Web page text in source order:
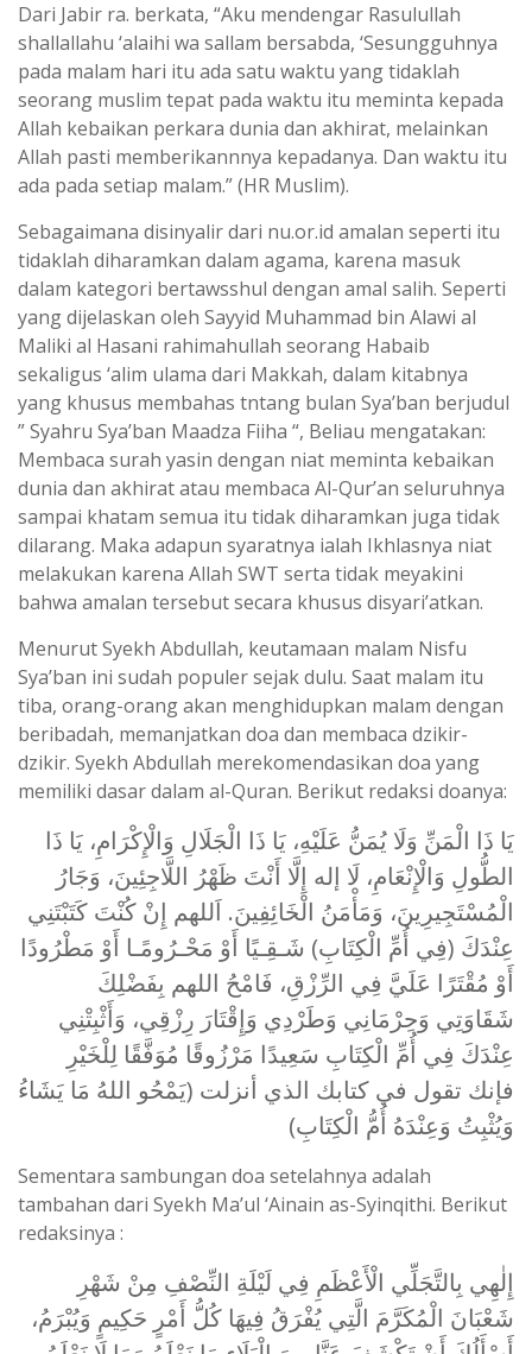
Dari Jabir ra. berkata, “Aku mendengar Rasulullah
shallallahu ‘alaihi wa sallam bersabda, ‘Sesungguhnya
pada malam hari itu ada satu waktu yang tidaklah
seorang muslim tepat pada waktu itu meminta kepada
Allah kebaikan perkara dunia dan akhirat, melainkan
Allah pasti memberikannnya kepadanya. Dan waktu itu
ada pada setiap malam.” (HR Muslim).
Sebagaimana disinyalir dari nu.or.id amalan seperti itu
tidaklah diharamkan dalam agama, karena masuk
dalam kategori bertawsshul dengan amal salih. Seperti
yang dijelaskan oleh Sayyid Muhammad bin Alawi al
Maliki al Hasani rahimahullah seorang Habaib
sekaligus ‘alim ulama dari Makkah, dalam kitabnya
yang khusus membahas tntang bulan Sya’ban berjudul
” Syahru Sya’ban Maadza Fiiha “, Beliau mengatakan:
Membaca surah yasin dengan niat meminta kebaikan
dunia dan akhirat atau membaca Al-Qur’an seluruhnya
sampai khatam semua itu tidak diharamkan juga tidak
dilarang. Maka adapun syaratnya ialah Ikhlasnya niat
melakukan karena Allah SWT serta tidak meyakini
bahwa amalan tersebut secara khusus disyari’atkan.
Menurut Syekh Abdullah, keutamaan malam Nisfu
Sya’ban ini sudah populer sejak dulu. Saat malam itu
tiba, orang-orang akan menghidupkan malam dengan
beribadah, memanjatkan doa dan membaca dzikir-
dzikir. Syekh Abdullah merekomendasikan doa yang
memiliki dasar dalam al-Quran. Berikut redaksi doanya:
يَا ذَا الْمَنِّ وَلَا يُمَنُّ عَلَيْهِ، يَا ذَا الْجَلَالِ وَالْإِكْرَامِ، يَا ذَا
الطُّولِ وَالْإِنْعَامِ، لَا إله إِلَّا أَنْتَ ظَهْرُ اللَّاجِئِينَ، وَجَارُ
الْمُسْتَجِيرِينَ، وَمَأْمَنُ الْخَائِفِينَ. اَللهم إِنْ كُنْتَ كَتَبْتَنِي
عِنْدَكَ (فِي أُمِّ الْكِتَابِ) شَـقِـيًا أَوْ مَحْـرُومًـا أَوْ مَطْرُودًا
أَوْ مُقْتَرًا عَلَيَّ فِي الرِّزْقِ، فَامْحُ اللهم بِفَضْلِكَ
شَقَاوَتِي وَحِرْمَانِي وَطَرْدِي وَإِقْتَارَ رِزْقِي، وَأَثْبِتْنِي
عِنْدَكَ فِي أُمِّ الْكِتَابِ سَعِيدًا مَرْزُوقًا مُوَفَّقًا لِلْخَيْرِ
فإنك تقول في كتابك الذي أنزلت (يَمْحُو اللهُ مَا يَشَاءُ
وَيُثْبِتُ وَعِنْدَهُ أُمُّ الْكِتَابِ)
Sementara sambungan doa setelahnya adalah
tambahan dari Syekh Ma’ul ‘Ainain as-Syinqithi. Berikut
redaksinya :
إِلٰهِي بِالتَّجَلِّي الْأَعْظَمِ فِي لَيْلَةِ النِّصْفِ مِنْ شَهْرِ
شَعْبَانَ الْمُكَرَّمَ الَّتِي يُفْرَقُ فِيهَا كُلُّ أَمْرٍ حَكِيمٍ وَيُبْرَمُ،